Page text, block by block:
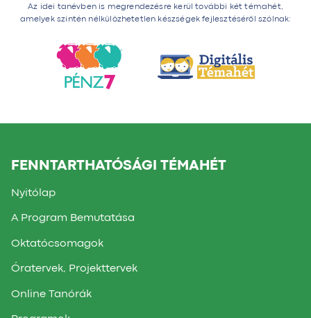
Az idei tanévben is megrendezésre kerül további két témahét,
amelyek szintén nélkülözhetetlen készségek fejlesztéséről szólnak:
FENNTARTHATÓSÁGI TÉMAHÉT
Nyitólap
A Program Bemutatása
Oktatócsomagok
Óratervek, Projekttervek
Online Tanórák